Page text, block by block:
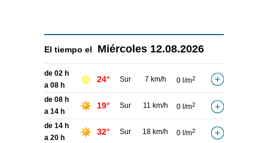
El tiempo el Miércoles 12.08.2026
de 02 h
a 08 h
24° Sur 7 km/h 0 l/m2
de 08 h
a 14 h
19° Sur 11 km/h 0 l/m2
de 14 h
a 20 h
32° Sur 18 km/h 0 l/m2